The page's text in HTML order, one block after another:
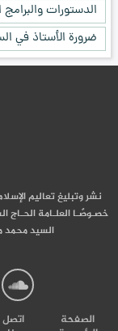
الدستورات والبرامج
ضرورة الأستاذ في
نشر وتبليغ تعاليم
خصـوصًـا العلـامة الحـاج
السيد
الصفحة اتصل